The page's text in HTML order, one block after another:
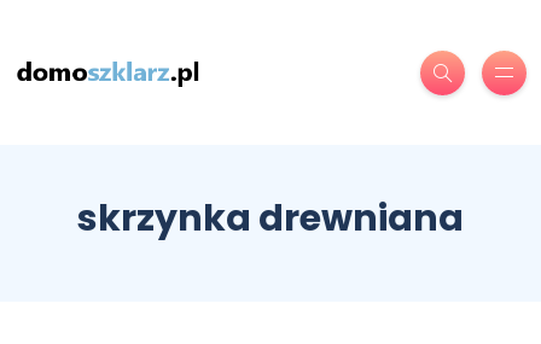
skrzynka drewniana